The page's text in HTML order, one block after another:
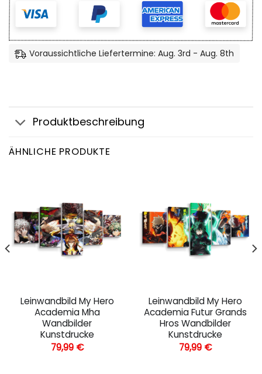
Voraussichtliche Liefertermine: Aug. 3rd - Aug. 8th
Produktbeschreibung
ÄHNLICHE PRODUKTE
Leinwandbild My Hero
Academia Mha
Wandbilder
Kunstdrucke
79,99 €
Leinwandbild My Hero
Academia Futur Grands
Hros Wandbilder
Kunstdrucke
79,99 €